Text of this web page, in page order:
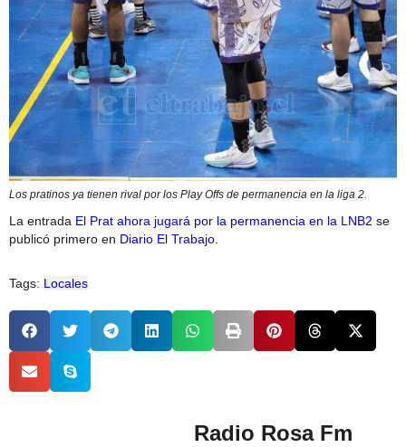
Los pratinos ya tienen rival por los Play Offs de permanencia en la liga 2.
La entrada El Prat ahora jugará por la permanencia en la LNB2 se
publicó primero en Diario El Trabajo
Tags: Locales
Radio Rosa Fm